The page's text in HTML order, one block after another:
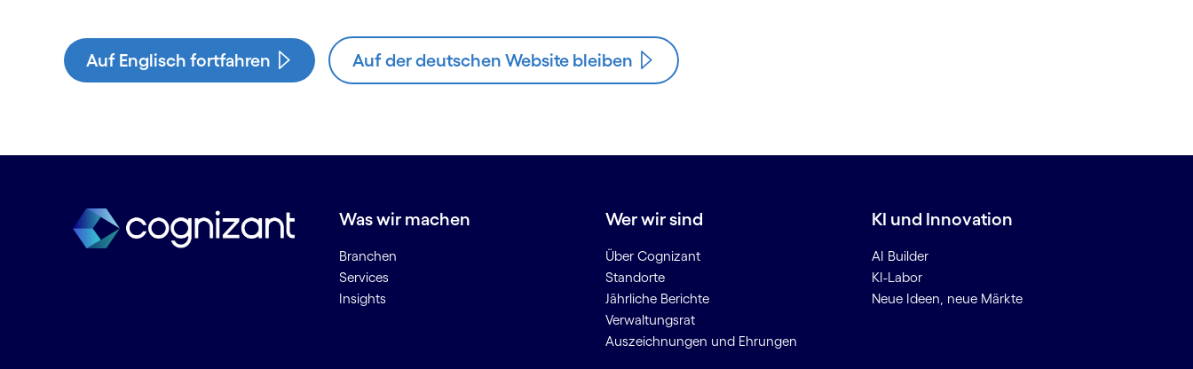
Auf Englisch fortfahren Auf der deutschen Website bleiben
Was wir machen
Branchen
Services
Insights
Wer wir sind
Über Cognizant
Standorte
Jährliche Berichte
Verwaltungsrat
Auszeichnungen und Ehrungen
KI und Innovation
AI Builder
KI-Labor
Neue Ideen, neue Märkte